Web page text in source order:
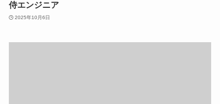
侍エンジニア
2025年10月6日